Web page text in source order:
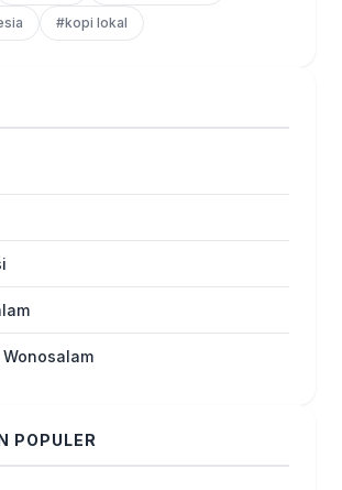
#kopi lokal
Wonosalam
POPULER